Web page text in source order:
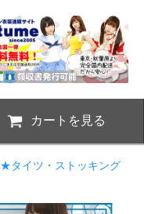
カートを見る
★タイツ・ストッキング